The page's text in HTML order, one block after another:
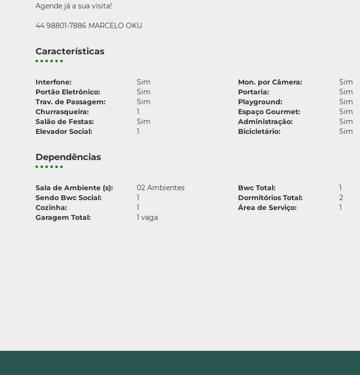
Agende já a sua visita!
44 98801-7886 MARCELO OKU
Características
Interfone: Sim Mon. por Câmera:
Sim
Portão Eletrônico:
Sim Portaria:
Sim
Trav. de Passagem:
Sim Playground:
Sim
Churrasqueira:
1 Espaço Gourmet:
Sim
Salão de Festas:
Sim Administração:
Sim
Elevador Social:
1 Bicicletário: Sim
Dependências
Sala de Ambiente (s): 02 Ambientes Bwc Total:
1
Sendo Bwc Social:
1 Dormitórios Total:
2
Cozinha:
1 Área de Serviço:
1
Garagem Total:
1 vaga